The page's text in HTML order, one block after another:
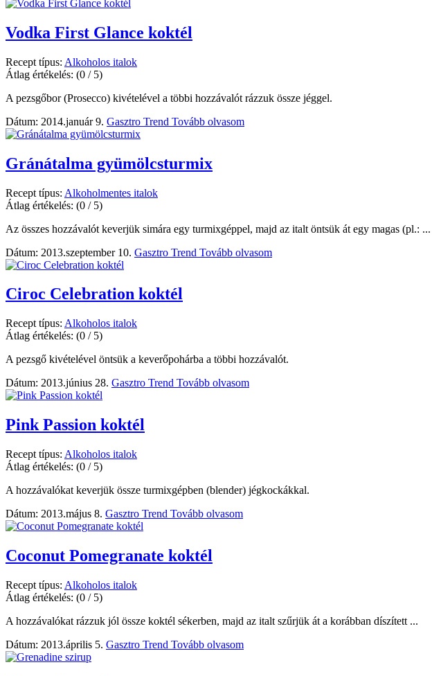
Vodka First Glance koktél
Recept típus: Alkoholos italok
Átlag értékelés: (0 / 5)
A pezsgőbor (Prosecco) kivételével a többi hozzávalót rázzuk össze jéggel.
Dátum: 2014.január 9. Gasztro Trend Tovább olvasom
Gránátalma gyümölcsturmix
Recept típus: Alkoholmentes italok
Átlag értékelés: (0 / 5)
Az összes hozzávalót keverjük simára egy turmixgéppel, majd az italt öntsük át egy magas (pl.: ...
Dátum: 2013.szeptember 10. Gasztro Trend Tovább olvasom
Ciroc Celebration koktél
Recept típus: Alkoholos italok
Átlag értékelés: (0 / 5)
A pezsgő kivételével öntsük a keverőpohárba a többi hozzávalót.
Dátum: 2013.június 28. Gasztro Trend Tovább olvasom
Pink Passion koktél
Recept típus: Alkoholos italok
Átlag értékelés: (0 / 5)
A hozzávalókat keverjük össze turmixgépben (blender) jégkockákkal.
Dátum: 2013.május 8. Gasztro Trend Tovább olvasom
Coconut Pomegranate koktél
Recept típus: Alkoholos italok
Átlag értékelés: (0 / 5)
A hozzávalókat rázzuk jól össze koktél sékerben, majd az italt szűrjük át a korábban díszített ...
Dátum: 2013.április 5. Gasztro Trend Tovább olvasom